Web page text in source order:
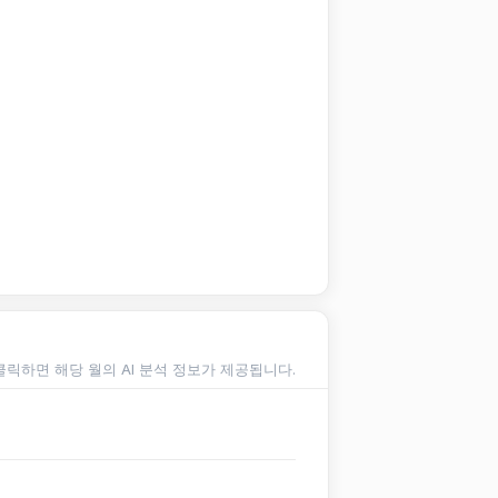
하면 해당 월의 AI 분석 정보가 제공됩니다.